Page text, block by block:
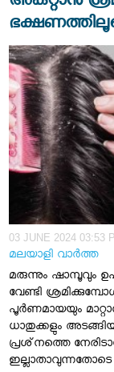
03 JUNE 2024 03:53
മലയാളി വാര്‍ത്ത
മരുന്നും ഷാമ്പൂവും
വേണ്ടി
പൂര്‍ണമായയും
ധാതുക്കളും
പ്രശ്‌നത്തെ